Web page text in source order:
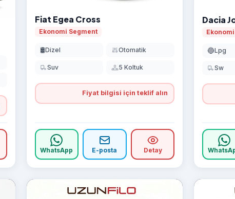
Fiat Egea Cross
Ekonomi Segment
🛢️Dizel Otomatik
Suv 5 Koltuk
Fiyat bilgisi için teklif alın
WhatsApp E-posta Detay
Dacia
🔵Lpg
Sw